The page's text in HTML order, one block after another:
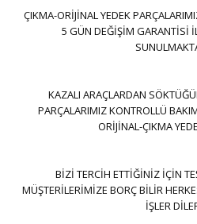
ÇIKMA-ORİJİNAL YEDEK
5 GÜN DEĞİŞİM GARANTİSİ
KAZALI ARAÇLARDAN
PARÇALARIMIZ KONTROLLÜ
ORİJİNAL-ÇIKMA
BİZİ TERCİH ETTİĞİNİZ İÇİN
MÜŞTERİLERİMİZE BORÇ BİLİR
İŞLER